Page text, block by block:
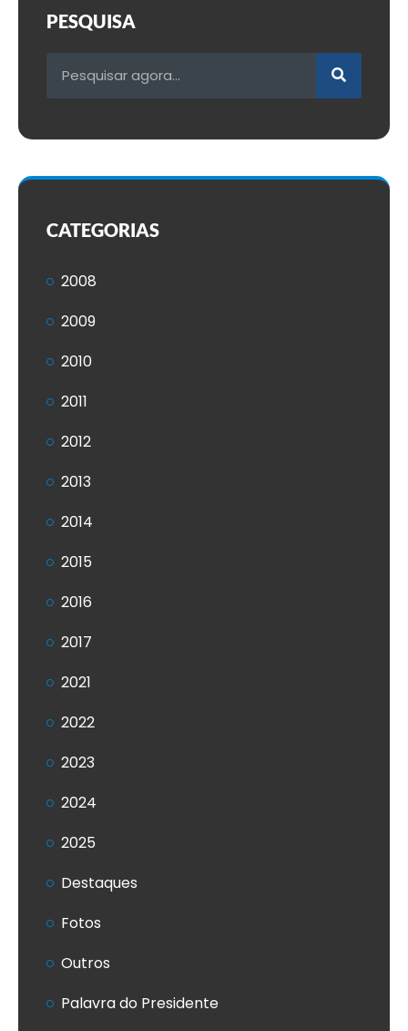
PESQUISA
CATEGORIAS
2008
2009
2010
2011
2012
2013
2014
2015
2016
2017
2021
2022
2023
2024
2025
Destaques
Fotos
Outros
Palavra do Presidente